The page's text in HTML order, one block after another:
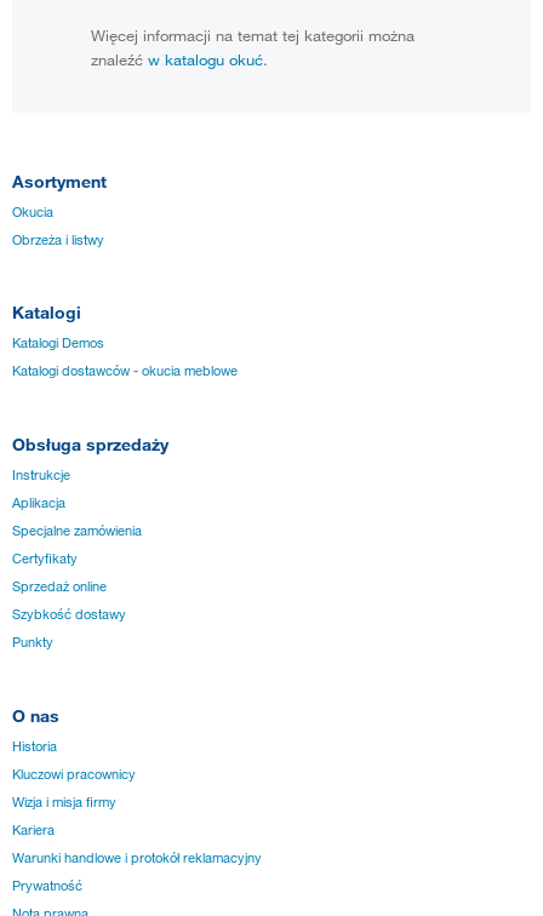
Więcej informacji na temat tej kategorii można
znaleźć w katalogu okuć.
Asortyment
Okucia
Obrzeża i listwy
Katalogi
Katalogi Demos
Katalogi dostawców - okucia meblowe
Obsługa sprzedaży
Instrukcje
Aplikacja
Specjalne zamówienia
Certyfikaty
Sprzedaż online
Szybkość dostawy
Punkty
O nas
Historia
Kluczowi pracownicy
Wizja i misja firmy
Kariera
Warunki handlowe i protokół reklamacyjny
Prywatność